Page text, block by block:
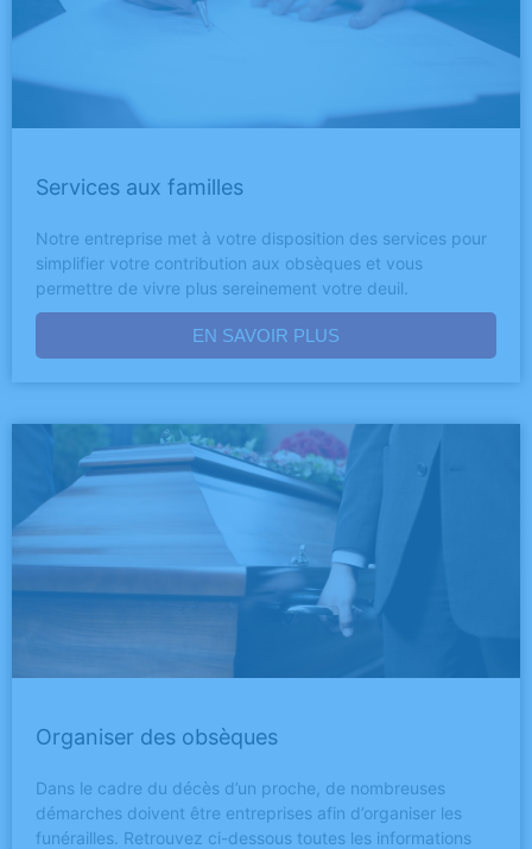
Services aux familles
Notre entreprise met à votre disposition des services pour
simplifier votre contribution aux obsèques et vous
permettre de vivre plus sereinement votre deuil.
EN SAVOIR PLUS
Organiser des obsèques
Dans le cadre du décès d’un proche, de nombreuses
démarches doivent être entreprises afin d’organiser les
funérailles. Retrouvez ci-dessous toutes les informations